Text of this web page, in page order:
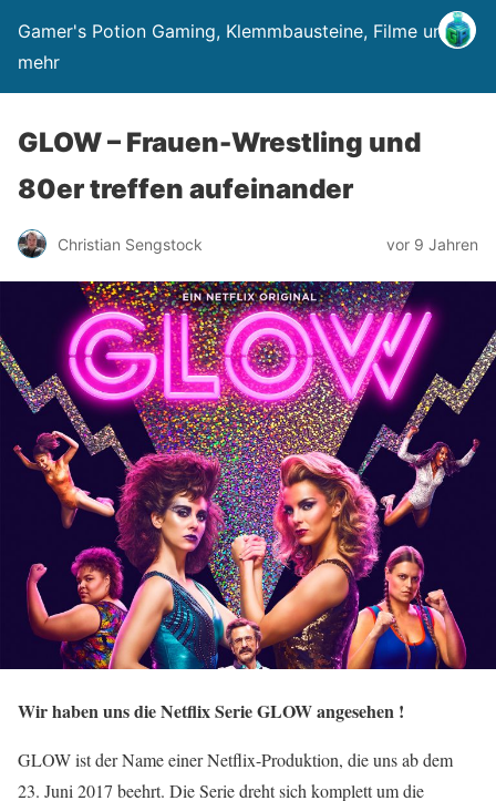
Gamer's Potion Gaming, Klemmbausteine, Filme und
mehr
GLOW – Frauen-Wrestling und
80er treffen aufeinander
Christian Sengstock vor 9 Jahren
Wir haben uns die Netflix Serie GLOW angesehen !
GLOW ist der Name einer Netflix-Produktion, die uns ab dem
23. Juni 2017 beehrt. Die Serie dreht sich komplett um die